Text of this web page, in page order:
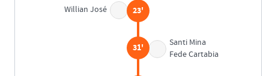
Willian José 23'
Santi Mina
Fede Cartabia
31'